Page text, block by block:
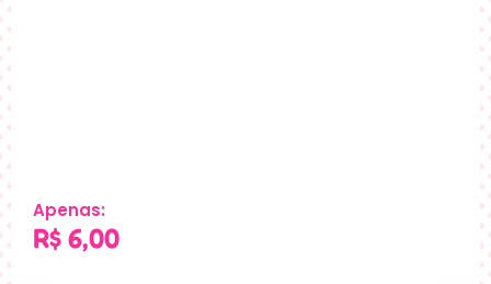
Apenas:
R$ 6,00